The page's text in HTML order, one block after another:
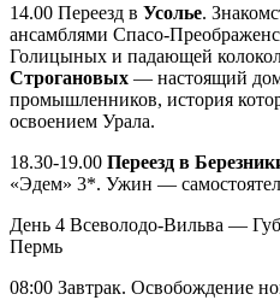
14.00 Переезд в Усолье.
ансамблями Спасо-
Голицыных и падающей
Строгановых — настоящий
промышленников, история
освоением Урала.
18.30-19.00 Переезд в
«Эдем» 3*. Ужин —
День 4 Всеволодо-Вильва —
Пермь
08:00 Завтрак. Освобождение